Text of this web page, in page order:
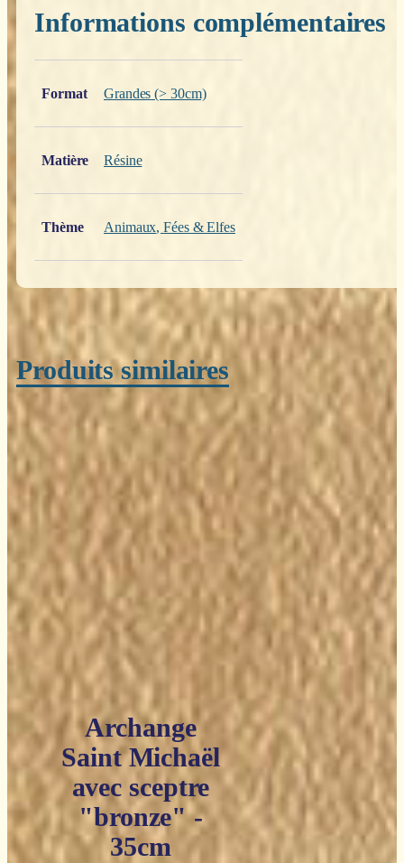
Informations complémentaires
Format
Grandes (> 30cm)
Matière Résine
Thème Animaux,Fées & Elfes
Produits similaires
Archange
Saint Michaël
avec sceptre
"bronze" -
35cm